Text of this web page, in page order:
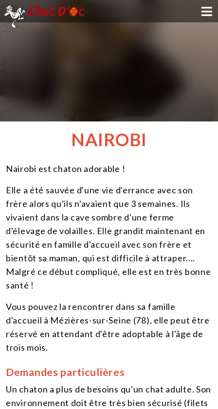
NOUS SOUTENIR
CONTACT
NAIROBI
Nairobi est chaton adorable !
Elle a été sauvée d'une vie d'errance avec son
frère alors qu'ils n'avaient que 3 semaines. Ils
vivaient dans la cave sombre d'une ferme
d'élevage de volailles. Elle grandit maintenant en
sécurité en famille d'accueil avec son frère et
bientôt sa maman, qui est difficile à attraper....
Malgré ce début compliqué, elle est en très bonne
santé !
Vous pouvez la rencontrer dans sa famille
d'accueil à Mézières-sur-Seine (78), elle peut être
réservé en attendant d'être adoptable à l'âge de
trois mois.
Demandes particulières
Un chaton a plus de besoins qu'un chat adulte. Son
environnement doit être très bien sécurisé (filets